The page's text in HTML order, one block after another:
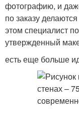
фотографию, и
по заказу
этом специалист
утвержденный
есть еще больше